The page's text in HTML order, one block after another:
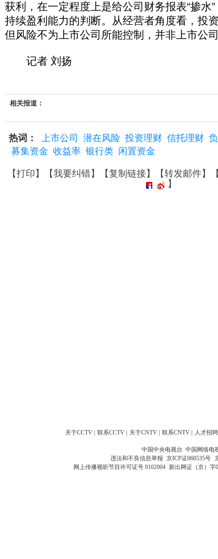
获利，在一定程度上是给公司财务报表“掺水
持续盈利能力的判断。从经营者角度看，投
但风险不为上市公司所能控制，并非上市公
记者 刘扬
相关报道：
热词： 上市公司 潜在风险 投资理财 信托理财
募集资金 收益率 银行类 闲置资金
【打印】【我要纠错】【复制链接】【转发邮件】
】
关于CCTV 联系CCTV 关于CNTV 联系CNTV 人才招聘
中国中央电视台 中国网络电
违法和不良信息举报 京ICP证060535号
网上传播视听节目许可证号 0102004 新出网证（京）